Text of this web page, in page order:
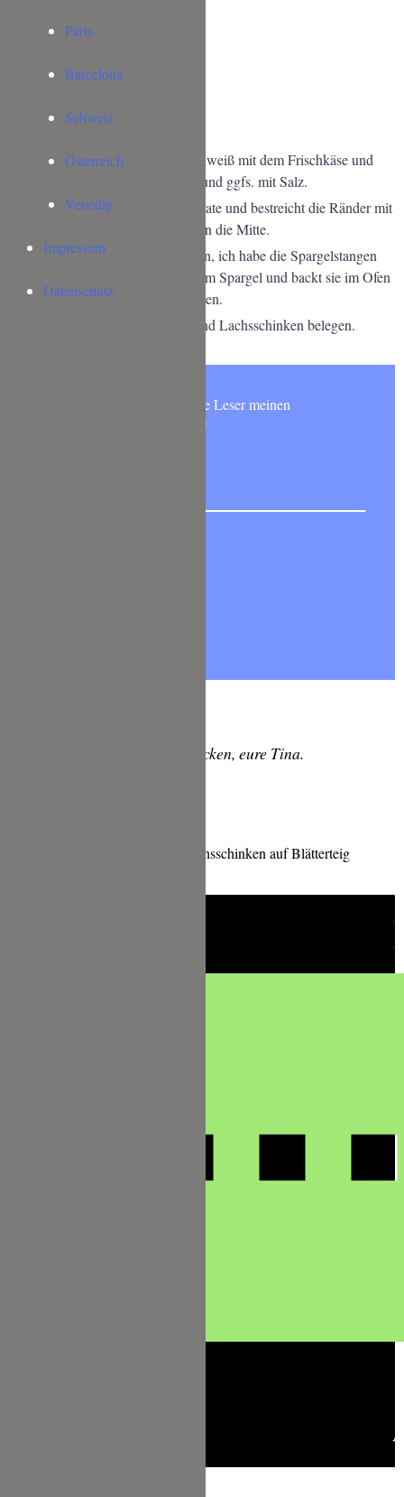
Paris
Barcelona
Schweiz
Österreich
Venedig
Impressum
Datenschutz
grüner Spargel
Salz & Pfeffer
ZUBEREITUNG
Trennt das Ei und vermischt das Eiweiß mit dem Frischkäse und
dem Parmesan. Würzt mit Pfeffer und ggfs. mit Salz.
Schneidet den Blätterteig in Quadrate und bestreicht die Ränder mit
dem Eigelb. Gebt den Frischkäse in die Mitte.
Schneidet den grünen Spargel klein, ich habe die Spargelstangen
gedrittelt. Belegt die Fladen mit dem Spargel und backt sie im Ofen
bei 180°C Umluft für ca. 20 Minuten.
Zuletzt noch mit frischer Kresse und Lachsschinken belegen.
Möchtest Du wie 6000 andere Leser meinen
NEWSLETTER abonnieren?
Lasst es euch schmecken, eure Tina.